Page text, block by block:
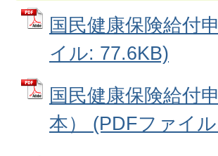
国民健康保険給付
イル: 77.6KB)
国民健康保険給付
本） (PDFファイ